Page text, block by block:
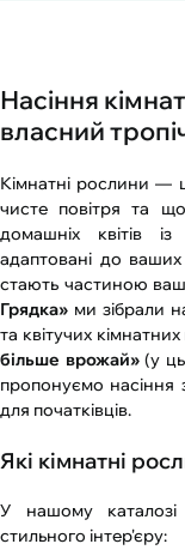
Насіння
власний
Кімнатні рослини —
чисте повітря та
домашніх квітів
адаптовані до
стають частиною
Грядка» ми зібрали
та квітучих
більше врожай»(у
пропонуємо насіння
для початківців.
Які кімнатні
У нашому
стильного інтер'єру: